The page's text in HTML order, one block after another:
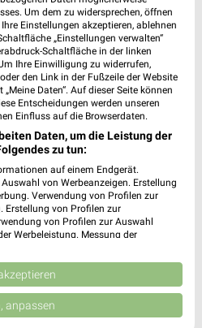
109c
Uhr | Geöffnet
Bückeburg
Uhr | Geöffnet
1 Prospekt
Um dem zu widersprechen, öffnen
Einstellungen akzeptieren, ablehnen
„Einstellungen verwalten“
Schaltfläche in der linken
Ihre Einwilligung zu widerrufen,
den Link in der Fußzeile der Website
Daten“. Auf dieser Seite können
Entscheidungen werden unseren
Einfluss auf die Browserdaten.
Daten, um die Leistung der
zu tun:
auf einem Endgerät.
von Werbeanzeigen. Erstellung
Verwendung von Profilen zur
Erstellung von Profilen zur
von Profilen zur Auswahl
Werbeleistung. Messung der
Quellen. Entwicklung und
reduzierter Daten zur Auswahl
Union weitergegeben und in die
anpassen